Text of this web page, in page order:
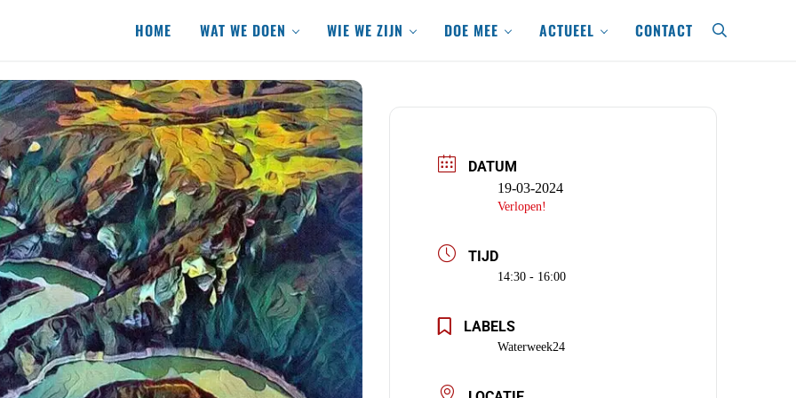
HOME WAT WE DOEN WIE WE ZIJN DOE MEE ACTUEEL CONTACT search
DATUM
19-03-2024
Verlopen!
TIJD
14:30 - 16:00
LABELS
Waterweek24